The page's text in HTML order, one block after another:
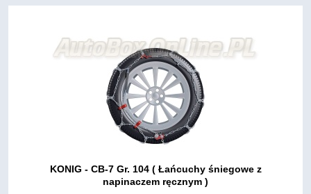
KONIG - CB-7 Gr. 104 ( Łańcuchy śniegowe z
napinaczem ręcznym )